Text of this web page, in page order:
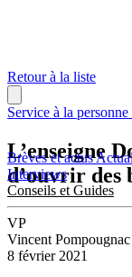
Brèves et actus
Interviews
Conseils et Guides
Retour à la liste
Service à la
L’enseigne
d’ouvrir des
VP
Vincent Pompougnac
8 février 2021